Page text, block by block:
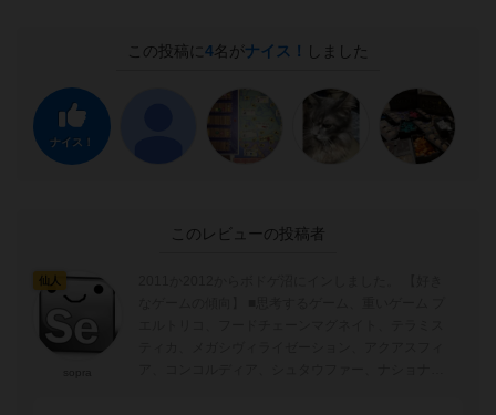
この投稿に 4名がナイス！ しました
ナイス！
このレビューの投稿者
仙人